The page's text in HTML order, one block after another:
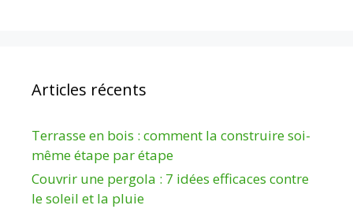
Articles récents
Terrasse en bois : comment la construire soi-
même étape par étape
Couvrir une pergola : 7 idées efficaces contre
le soleil et la pluie